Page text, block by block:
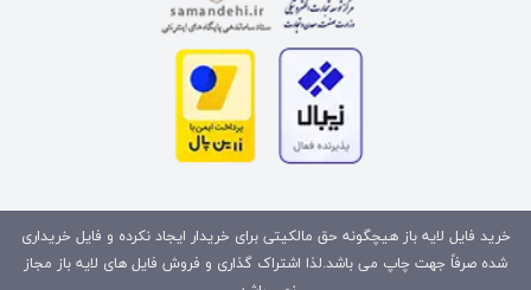
خرید فایل لایه باز هیچگونه حق مالکیتی برای خریدار ایجاد نکرده و فایل خریداری
شده صرفاً جهت چاپ می باشد.لذا اشتراک گذاری و فروش فایل های لایه باز مجاز